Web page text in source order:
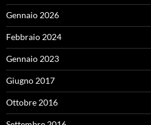
Gennaio 2026
Febbraio 2024
Gennaio 2023
Giugno 2017
Ottobre 2016